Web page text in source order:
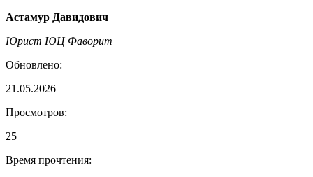
Астамур Давидович
Юрист ЮЦ Фаворит
Обновлено:
21.05.2026
Просмотров:
25
Время прочтения: